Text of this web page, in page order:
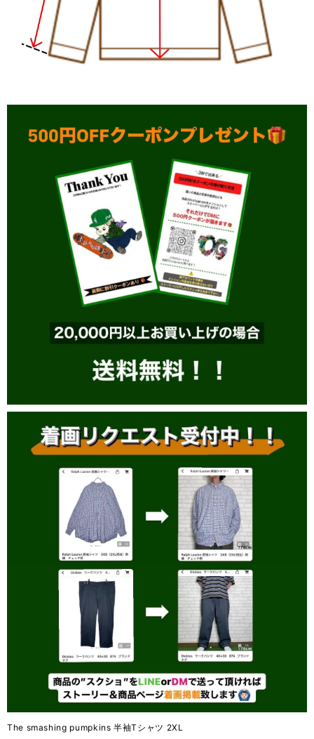
The smashing pumpkins 半袖Tシャツ 2XL